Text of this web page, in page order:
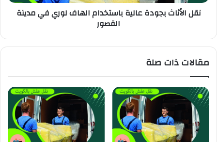
نقل الأثاث بجودة عالية باستخدام الهاف لوري في مدينة
القصور
مقالات ذات صلة